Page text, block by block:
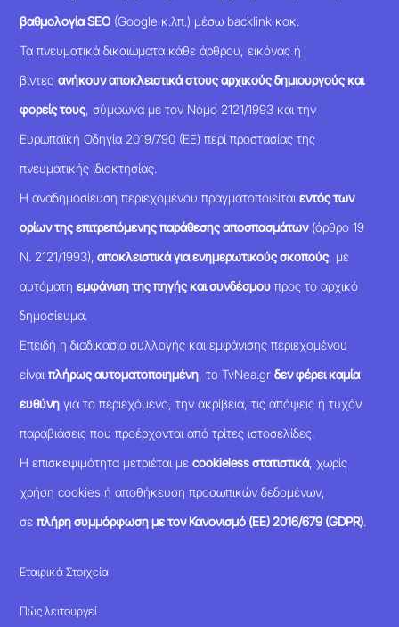
βαθμολογία SEO (Google κ.λπ.) μέσω backlink κοκ.
Τα πνευματικά δικαιώματα κάθε άρθρου, εικόνας ή
βίντεοανήκουν αποκλειστικά στους αρχικούς δημιουργούς και
φορείς τους , σύμφωνα με τον Νόμο 2121/1993 και την
Ευρωπαϊκή Οδηγία 2019/790 (ΕΕ) περί προστασίας της
πνευματικής ιδιοκτησίας.
Η αναδημοσίευση περιεχομένου πραγματοποιείταιεντός των
ορίων της επιτρεπόμενης παράθεσης αποσπασμάτων(άρθρο 19
Ν. 2121/1993), αποκλειστικά για ενημερωτικούς σκοπούς , με
αυτόματηεμφάνιση της πηγής και συνδέσμου προς το αρχικό
δημοσίευμα.
Επειδή η διαδικασία συλλογής και εμφάνισης περιεχομένου
είναιπλήρως αυτοματοποιημένη , το TvNea.grδεν φέρει καμία
ευθύνη για το περιεχόμενο, την ακρίβεια, τις απόψεις ή τυχόν
παραβιάσεις που προέρχονται από τρίτες ιστοσελίδες.
Η επισκεψιμότητα μετριέται μεcookieless στατιστικά, χωρίς
χρήση cookies ή αποθήκευση προσωπικών δεδομένων,
σεπλήρη συμμόρφωση με τον Κανονισμό (ΕΕ) 2016/679 (GDPR).
Εταιρικά Στοιχεία
Πώς λειτουργεί